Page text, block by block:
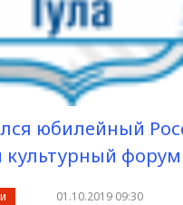
юбилейный
форум
01.10.2019 09:30